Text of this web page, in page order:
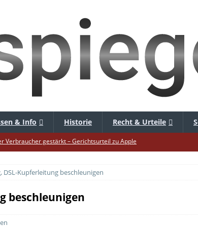
& Info Historie Recht & Urteile
Verbraucher gestärkt – Gerichtsurteil zu Apple
die Mütze – Unklare Unlimited-Klauseln sind unzulässig
startet – Diese neuen Regeln gelten ab morgen
DSL-Kupferleitung beschleunigen
beschleunigen